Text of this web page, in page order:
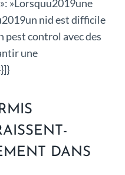
»Lorsquu2019une
nid est difficile
pest control avec des
une
DANS